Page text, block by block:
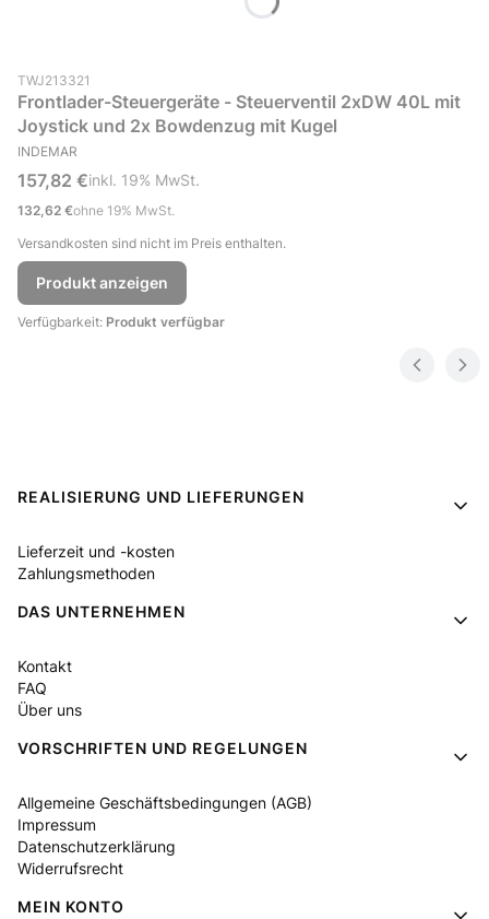
Produktcode (SKU)
TWJ213321
Frontlader-Steuergeräte - Steuerventil 2xDW 40L mit
Joystick und 2x Bowdenzug mit Kugel
HERSTELLER
INDEMAR
Bruttopreis
157,82 €inkl. %s MwSt.
inkl. 19% MwSt.
Nettopreis
132,62 €ohne 19% MwSt.
Versandkosten sind nicht im Preis enthalten.
Produkt anzeigen
Verfügbarkeit: Produkt verfügbar
Fußzeilenmenü
REALISIERUNG UND LIEFERUNGEN
Lieferzeit und -kosten
Zahlungsmethoden
DAS UNTERNEHMEN
Kontakt
FAQ
Über uns
VORSCHRIFTEN UND REGELUNGEN
Allgemeine Geschäftsbedingungen (AGB)
Impressum
Datenschutzerklärung
Widerrufsrecht
MEIN KONTO